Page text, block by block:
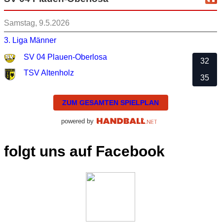
Samstag, 9.5.2026
3. Liga Männer
SV 04 Plauen-Oberlosa
TSV Altenholz
32
35
ZUM GESAMTEN SPIELPLAN
powered by
folgt uns auf Facebook